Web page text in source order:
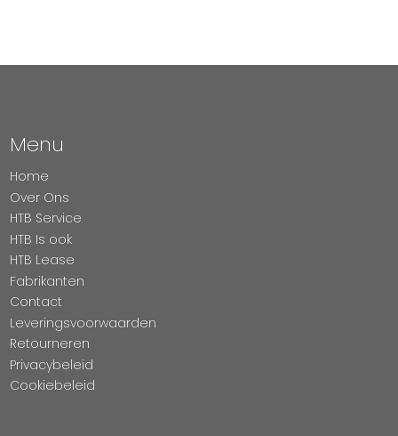
Menu
Home
Over Ons
HTB Service
HTB Is ook
HTB Lease
Fabrikanten
Contact
Leveringsvoorwaarden
Retourneren
Privacybeleid
Cookiebeleid